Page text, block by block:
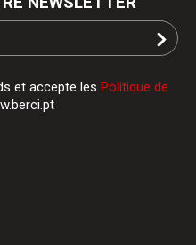
et accepte les Politique de